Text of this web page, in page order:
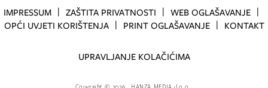
IMPRESSUM ZAŠTITA PRIVATNOSTI
WEB OGLAŠAVANJE
OPĆI UVJETI KORIŠTENJA
PRINT OGLAŠAVANJE KONTAKT
UPRAVLJANJE KOLAČIĆIMA